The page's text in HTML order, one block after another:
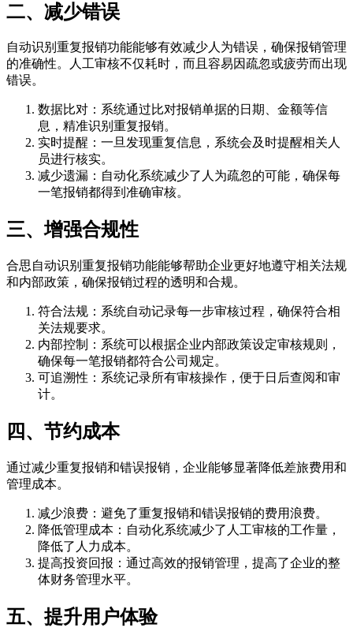
二、减少错误
自动识别重复报销功能能够有效减少人为错误，确保报销管理
的准确性。人工审核不仅耗时，而且容易因疏忽或疲劳而出现
错误。
数据比对：系统通过比对报销单据的日期、金额等信
息，精准识别重复报销。
实时提醒：一旦发现重复信息，系统会及时提醒相关人
员进行核实。
减少遗漏：自动化系统减少了人为疏忽的可能，确保每
一笔报销都得到准确审核。
三、增强合规性
合思自动识别重复报销功能能够帮助企业更好地遵守相关法规
和内部政策，确保报销过程的透明和合规。
符合法规：系统自动记录每一步审核过程，确保符合相
关法规要求。
内部控制：系统可以根据企业内部政策设定审核规则，
确保每一笔报销都符合公司规定。
可追溯性：系统记录所有审核操作，便于日后查阅和审
计。
四、节约成本
通过减少重复报销和错误报销，企业能够显著降低差旅费用和
管理成本。
减少浪费：避免了重复报销和错误报销的费用浪费。
降低管理成本：自动化系统减少了人工审核的工作量，
降低了人力成本。
提高投资回报：通过高效的报销管理，提高了企业的整
体财务管理水平。
五、提升用户体验